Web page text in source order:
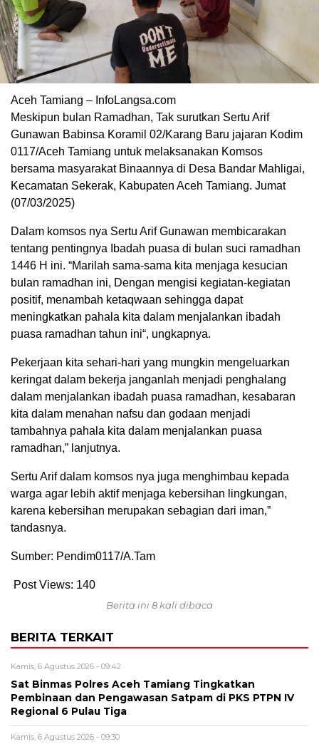
Aceh Tamiang – InfoLangsa.com
Meskipun bulan Ramadhan, Tak surutkan Sertu Arif
Gunawan Babinsa Koramil 02/Karang Baru jajaran Kodim
0117/Aceh Tamiang untuk melaksanakan Komsos
bersama masyarakat Binaannya di Desa Bandar Mahligai,
Kecamatan Sekerak, Kabupaten Aceh Tamiang. Jumat
(07/03/2025)
Dalam komsos nya Sertu Arif Gunawan membicarakan
tentang pentingnya Ibadah puasa di bulan suci ramadhan
1446 H ini. “Marilah sama-sama kita menjaga kesucian
bulan ramadhan ini, Dengan mengisi kegiatan-kegiatan
positif, menambah ketaqwaan sehingga dapat
meningkatkan pahala kita dalam menjalankan ibadah
puasa ramadhan tahun ini“, ungkapnya.
Pekerjaan kita sehari-hari yang mungkin mengeluarkan
keringat dalam bekerja janganlah menjadi penghalang
dalam menjalankan ibadah puasa ramadhan, kesabaran
kita dalam menahan nafsu dan godaan menjadi
tambahnya pahala kita dalam menjalankan puasa
ramadhan,” lanjutnya.
Sertu Arif dalam komsos nya juga menghimbau kepada
warga agar lebih aktif menjaga kebersihan lingkungan,
karena kebersihan merupakan sebagian dari iman,”
tandasnya.
Sumber: Pendim0117/A.Tam
Post Views: 140
Berita ini 8 kali dibaca
BERITA TERKAIT
Kamis, 6 Agustus 2026 - 09:42
Sat Binmas Polres Aceh Tamiang Tingkatkan
Pembinaan dan Pengawasan Satpam di PKS PTPN IV
Regional 6 Pulau Tiga
Kamis, 6 Agustus 2026 - 09:30